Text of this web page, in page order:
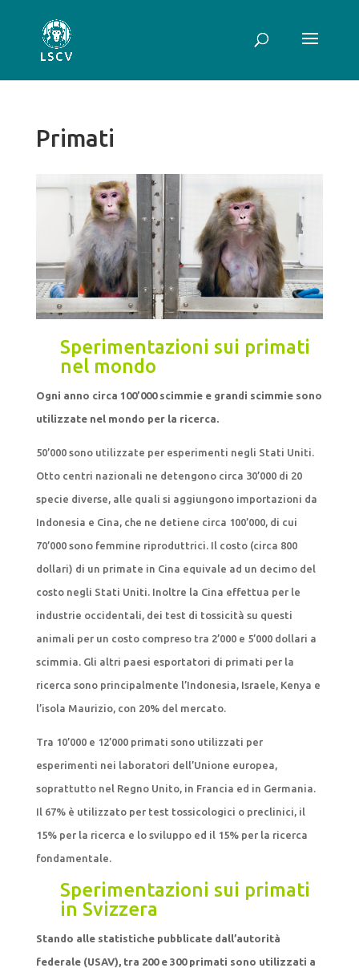
Primati
Sperimentazioni sui primati
nel mondo
Ogni anno circa 100’000 scimmie e grandi scimmie sono
utilizzate nel mondo per la ricerca.
50’000 sono utilizzate per esperimenti negli Stati Uniti.
Otto centri nazionali ne detengono circa 30’000 di 20
specie diverse, alle quali si aggiungono importazioni da
Indonesia e Cina, che ne detiene circa 100’000, di cui
70’000 sono femmine riproduttrici. Il costo (circa 800
dollari) di un primate in Cina equivale ad un decimo del
costo negli Stati Uniti. Inoltre la Cina effettua per le
industrie occidentali, dei test di tossicità su questi
animali per un costo compreso tra 2’000 e 5’000 dollari a
scimmia. Gli altri paesi esportatori di primati per la
ricerca sono principalmente l’Indonesia, Israele, Kenya e
l’isola Maurizio, con 20% del mercato.
Tra 10’000 e 12’000 primati sono utilizzati per
esperimenti nei laboratori dell’Unione europea,
soprattutto nel Regno Unito, in Francia ed in Germania.
Il 67% è utilizzato per test tossicologici o preclinici, il
15% per la ricerca e lo sviluppo ed il 15% per la ricerca
fondamentale.
Sperimentazioni sui primati
in Svizzera
Stando alle statistiche pubblicate dall’autorità
federale (USAV), tra 200 e 300 primati sono utilizzati a